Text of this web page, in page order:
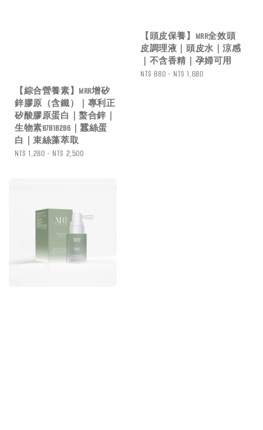
【綜合營養素】MRR增矽
鋅膠原（含鐵）｜專利正
矽酸膠原蛋白｜螯合鋅｜
生物素B7B1B2B6｜蠶絲蛋
白｜束絲藻萃取
Regular
NT$ 1,280 - NT$ 2,500
【頭皮保養】MRR全效頭
皮調理液｜頭皮水｜涼感
｜不含香精｜孕婦可用
Regular
NT$ 880 - NT$ 1,680